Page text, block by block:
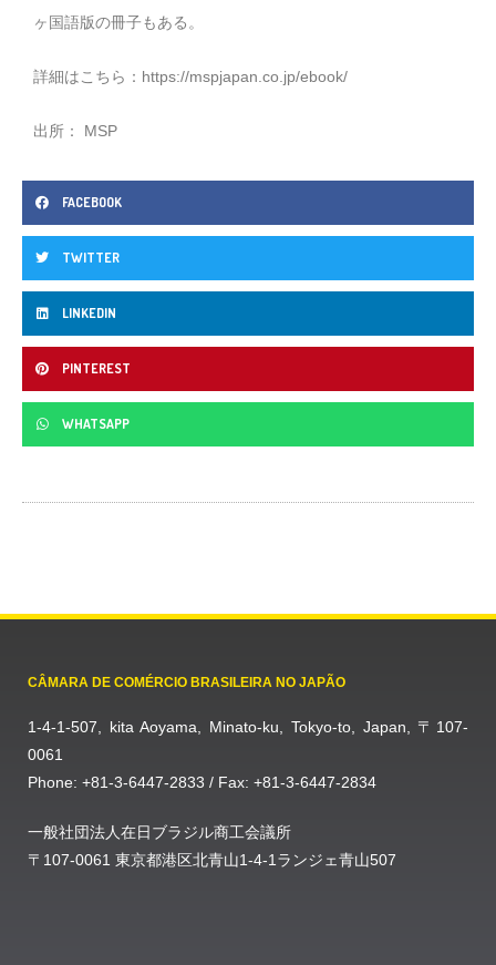
ヶ国語版の冊子もある。
詳細はこちら： https://mspjapan.co.jp/ebook/
出所： MSP
FACEBOOK
TWITTER
LINKEDIN
PINTEREST
WHATSAPP
CÂMARA DE COMÉRCIO BRASILEIRA NO JAPÃO
1-4-1-507, kita Aoyama, Minato-ku, Tokyo-to, Japan, 〒107-
0061
Phone: +81-3-6447-2833 / Fax: +81-3-6447-2834
一般社団法人在日ブラジル商工会議所
〒107-0061 東京都港区北青山1-4-1ランジェ青山507